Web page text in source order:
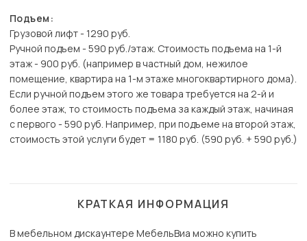
Подъем:
Грузовой лифт - 1290 руб.
Ручной подъем - 590 руб./этаж. Стоимость подъема на 1-й
этаж - 900 руб. (например в частный дом, нежилое
помещение, квартира на 1-м этаже многоквартирного дома).
Если ручной подъем этого же товара требуется на 2-й и
более этаж, то стоимость подъема за каждый этаж, начиная
с первого - 590 руб. Например, при подъеме на второй этаж,
стоимость этой услуги будет = 1180 руб. (590 руб. + 590 руб.)
КРАТКАЯ ИНФОРМАЦИЯ
В мебельном дискаунтере МебельВиа можно купить